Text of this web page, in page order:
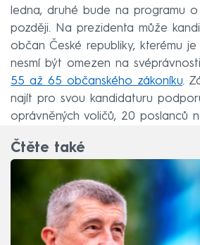
ledna, druhé bude na programu
později. Na prezidenta může
občan České republiky, kterému
nesmí být omezen na
55 až 65 občanského zákoníku.
najít pro svou kandidaturu
oprávněných voličů, 20 poslanců
Čtěte také